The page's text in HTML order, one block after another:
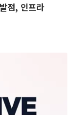
점, 인프라